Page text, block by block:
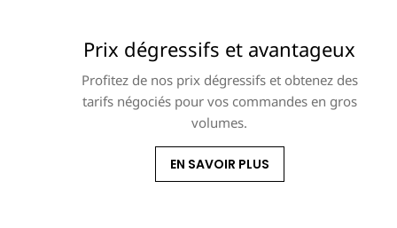
Prix dégressifs et avantageux
Profitez de nos prix dégressifs et obtenez des
tarifs négociés pour vos commandes en gros
volumes.
EN SAVOIR PLUS